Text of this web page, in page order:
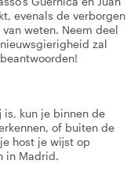
evenals de verborgen
weten. Neem deel
zal
kun je binnen de
of buiten de
host je wijst op
in Madrid.